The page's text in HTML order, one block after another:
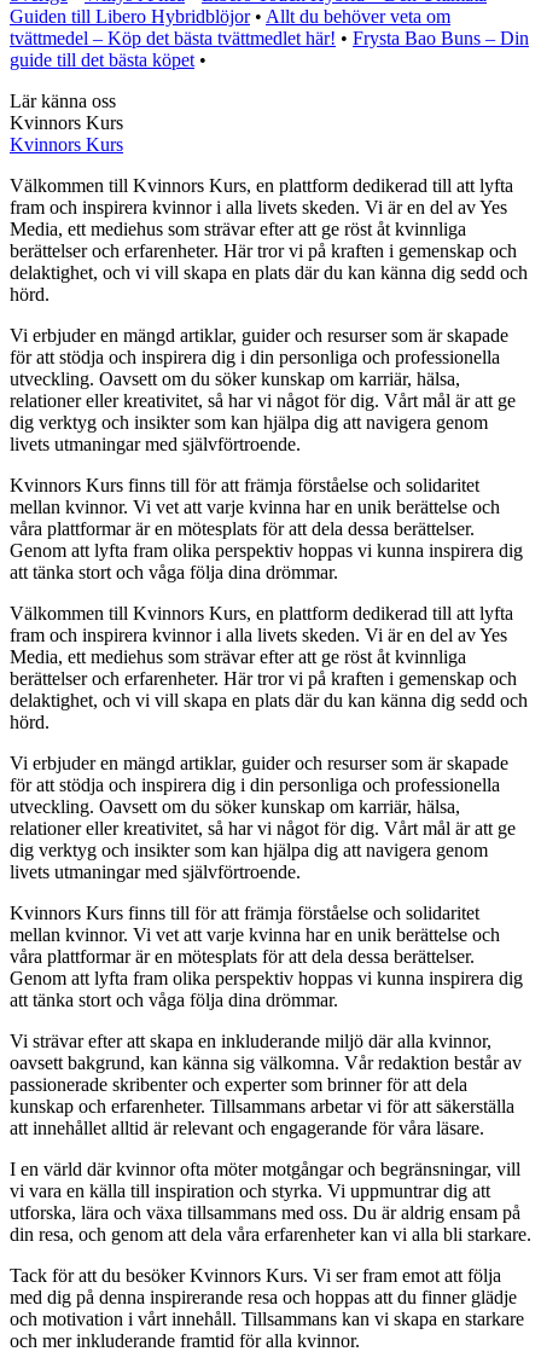
Guiden till Libero Hybridblöjor• Allt du behöver veta om
tvättmedel – Köp det bästa tvättmedlet här! • Frysta Bao Buns – Din
guide till det bästa köpet •
Lär känna oss
Kvinnors Kurs
Kvinnors Kurs
Välkommen till Kvinnors Kurs, en plattform dedikerad till att lyfta
fram och inspirera kvinnor i alla livets skeden. Vi är en del av Yes
Media, ett mediehus som strävar efter att ge röst åt kvinnliga
berättelser och erfarenheter. Här tror vi på kraften i gemenskap och
delaktighet, och vi vill skapa en plats där du kan känna dig sedd och
hörd.
Vi erbjuder en mängd artiklar, guider och resurser som är skapade
för att stödja och inspirera dig i din personliga och professionella
utveckling. Oavsett om du söker kunskap om karriär, hälsa,
relationer eller kreativitet, så har vi något för dig. Vårt mål är att ge
dig verktyg och insikter som kan hjälpa dig att navigera genom
livets utmaningar med självförtroende.
Kvinnors Kurs finns till för att främja förståelse och solidaritet
mellan kvinnor. Vi vet att varje kvinna har en unik berättelse och
våra plattformar är en mötesplats för att dela dessa berättelser.
Genom att lyfta fram olika perspektiv hoppas vi kunna inspirera dig
att tänka stort och våga följa dina drömmar.
Välkommen till Kvinnors Kurs, en plattform dedikerad till att lyfta
fram och inspirera kvinnor i alla livets skeden. Vi är en del av Yes
Media, ett mediehus som strävar efter att ge röst åt kvinnliga
berättelser och erfarenheter. Här tror vi på kraften i gemenskap och
delaktighet, och vi vill skapa en plats där du kan känna dig sedd och
hörd.
Vi erbjuder en mängd artiklar, guider och resurser som är skapade
för att stödja och inspirera dig i din personliga och professionella
utveckling. Oavsett om du söker kunskap om karriär, hälsa,
relationer eller kreativitet, så har vi något för dig. Vårt mål är att ge
dig verktyg och insikter som kan hjälpa dig att navigera genom
livets utmaningar med självförtroende.
Kvinnors Kurs finns till för att främja förståelse och solidaritet
mellan kvinnor. Vi vet att varje kvinna har en unik berättelse och
våra plattformar är en mötesplats för att dela dessa berättelser.
Genom att lyfta fram olika perspektiv hoppas vi kunna inspirera dig
att tänka stort och våga följa dina drömmar.
Vi strävar efter att skapa en inkluderande miljö där alla kvinnor,
oavsett bakgrund, kan känna sig välkomna. Vår redaktion består av
passionerade skribenter och experter som brinner för att dela
kunskap och erfarenheter. Tillsammans arbetar vi för att säkerställa
att innehållet alltid är relevant och engagerande för våra läsare.
I en värld där kvinnor ofta möter motgångar och begränsningar, vill
vi vara en källa till inspiration och styrka. Vi uppmuntrar dig att
utforska, lära och växa tillsammans med oss. Du är aldrig ensam på
din resa, och genom att dela våra erfarenheter kan vi alla bli starkare.
Tack för att du besöker Kvinnors Kurs. Vi ser fram emot att följa
med dig på denna inspirerande resa och hoppas att du finner glädje
och motivation i vårt innehåll. Tillsammans kan vi skapa en starkare
och mer inkluderande framtid för alla kvinnor.